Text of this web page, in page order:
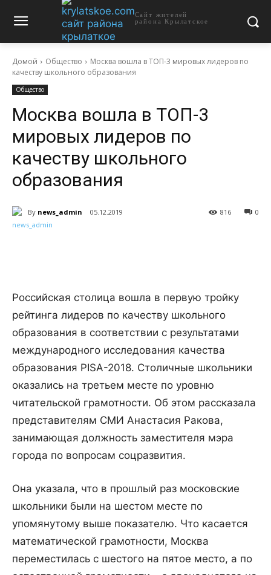
Сайт жителей
района Крылатское
Домой Общество
Москва вошла в ТОП-3 мировых лидеров по
качеству школьного образования
Общество
Москва вошла в ТОП-3
мировых лидеров по
качеству школьного
образования
By news_admin 05.12.2019 0
816
Российская столица вошла в первую тройку
рейтинга лидеров по качеству школьного
образования в соответствии с результатами
международного исследования качества
образования PISA-2018. Столичные школьники
оказались на третьем месте по уровню
читательской грамотности. Об этом рассказала
представителям СМИ Анастасия Ракова,
занимающая должность заместителя мэра
города по вопросам соцразвития.
Она указала, что в прошлый раз московские
школьники были на шестом месте по
упомянутому выше показателю. Что касается
математической грамотности, Москва
переместилась с шестого на пятое место, а по